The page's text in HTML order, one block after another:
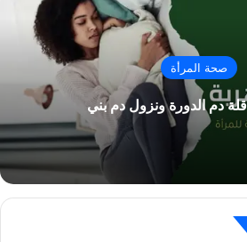
صحة المرأة
دم الدورة ونزول دم بني